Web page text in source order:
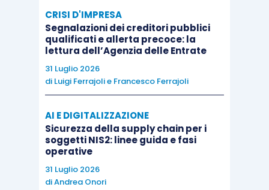
Per scoprire gli allegati di posta che si
nascondono con il trucco della doppia
estensione, basta
visualizzare sempre l’estensione completa dei
. Se notiamo un file, come l’esempio riportato
prima, eliminiamo immediatamente la mail.
C’è anche un trucco per essere più sicuri quando
inseriamo dati sensibili all’interno di un sito.
Ricordiamoci che i keylogger registrano le
comunicazioni fra la tastiera fisica e il computer,
CRISI D'IMPRESA
Segnalazioni dei creditori pubblici
qualificati e allerta precoce: la
lettura dell’Agenzia delle Entrate
31 Luglio 2026
di Luigi Ferrajolie Francesco Ferrajoli
AI E DIGITALIZZAZIONE
Sicurezza della supply chain per i
soggetti NIS2: linee guida e fasi
operative
31 Luglio 2026
diAndrea Onori